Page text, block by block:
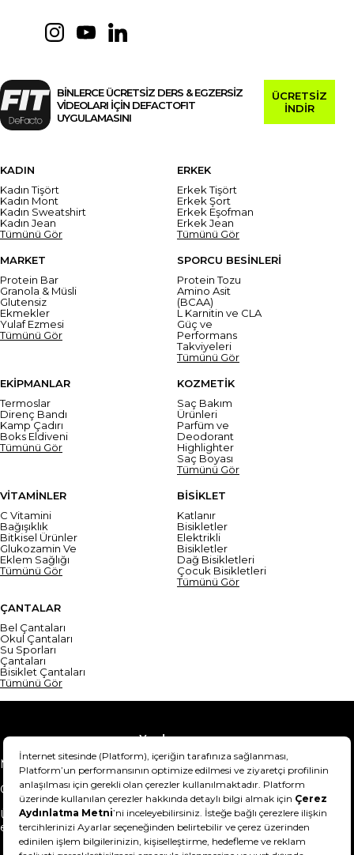
BİNLERCE ÜCRETSİZ DERS & EGZERSİZ
VİDEOLARI İÇİN DEFACTOFIT
UYGULAMASINI
ÜCRETSİZ
İNDİR
KADIN
Kadın Tişört
Kadın Mont
Kadın Sweatshirt
Kadın Jean
Tümünü Gör
ERKEK
Erkek Tişört
Erkek Şort
Erkek Eşofman
Erkek Jean
Tümünü Gör
MARKET
Protein Bar
Granola & Müsli
Glutensiz
Ekmekler
Yulaf Ezmesi
Tümünü Gör
SPORCU BESİNLERİ
Protein Tozu
Amino Asit
(BCAA)
L Karnitin ve CLA
Güç ve
Performans
Takviyeleri
Tümünü Gör
EKİPMANLAR
Termoslar
Direnç Bandı
Kamp Çadırı
Boks Eldiveni
Tümünü Gör
KOZMETİK
Saç Bakım
Ürünleri
Parfüm ve
Deodorant
Highlighter
Saç Boyası
Tümünü Gör
VİTAMİNLER
C Vitamini
Bağışıklık
Bitkisel Ürünler
Glukozamin Ve
Eklem Sağlığı
Tümünü Gör
BİSİKLET
Katlanır
Bisikletler
Elektrikli
Bisikletler
Dağ Bisikletleri
Çocuk Bisikletleri
Tümünü Gör
ÇANTALAR
Bel Çantaları
Okul Çantaları
Su Sporları
Çantaları
Bisiklet Çantaları
Tümünü Gör
Yardım
Mesafeli Satış Sözleşmesi
Teslimat Bilgisi
Gizlilik Sözleşmesi
Şartlar & Koşullar
Ürünümü nasıl iade
edebilirim?
Hakkımızda